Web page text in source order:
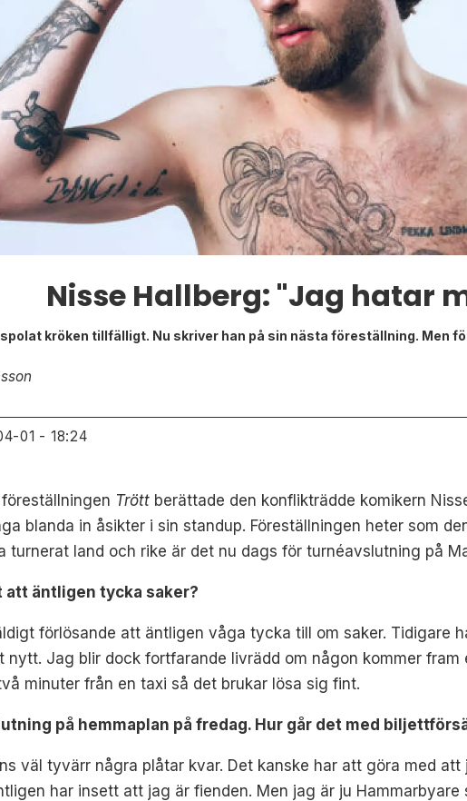
Nisse Hallberg: "Jag hatar
kröken tillfälligt. Nu skriver han på sin nästa föreställning. Men
01 - 18:24
Trött berättade den konflikträdde komikern
blanda in åsikter i sin standup. Föreställningen heter som
turnerat land och rike är det nu dags för turnéavslutning på
att äntligen tycka saker?
förlösande att äntligen våga tycka till om saker. Tidigare
nytt. Jag blir dock fortfarande livrädd om någon kommer
minuter från en taxi så det brukar lösa sig fint.
på hemmaplan på fredag. Hur går det med
väl tyvärr några plåtar kvar. Det kanske har att göra med
har insett att jag är fienden. Men jag är ju